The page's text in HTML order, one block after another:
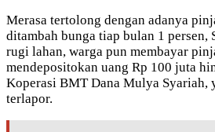
Merasa tertolong dengan adanya
ditambah bunga tiap bulan 1 persen,
rugi lahan, warga pun membayar
mendepositokan uang Rp 100 juta
Koperasi BMT Dana Mulya Syariah,
terlapor.